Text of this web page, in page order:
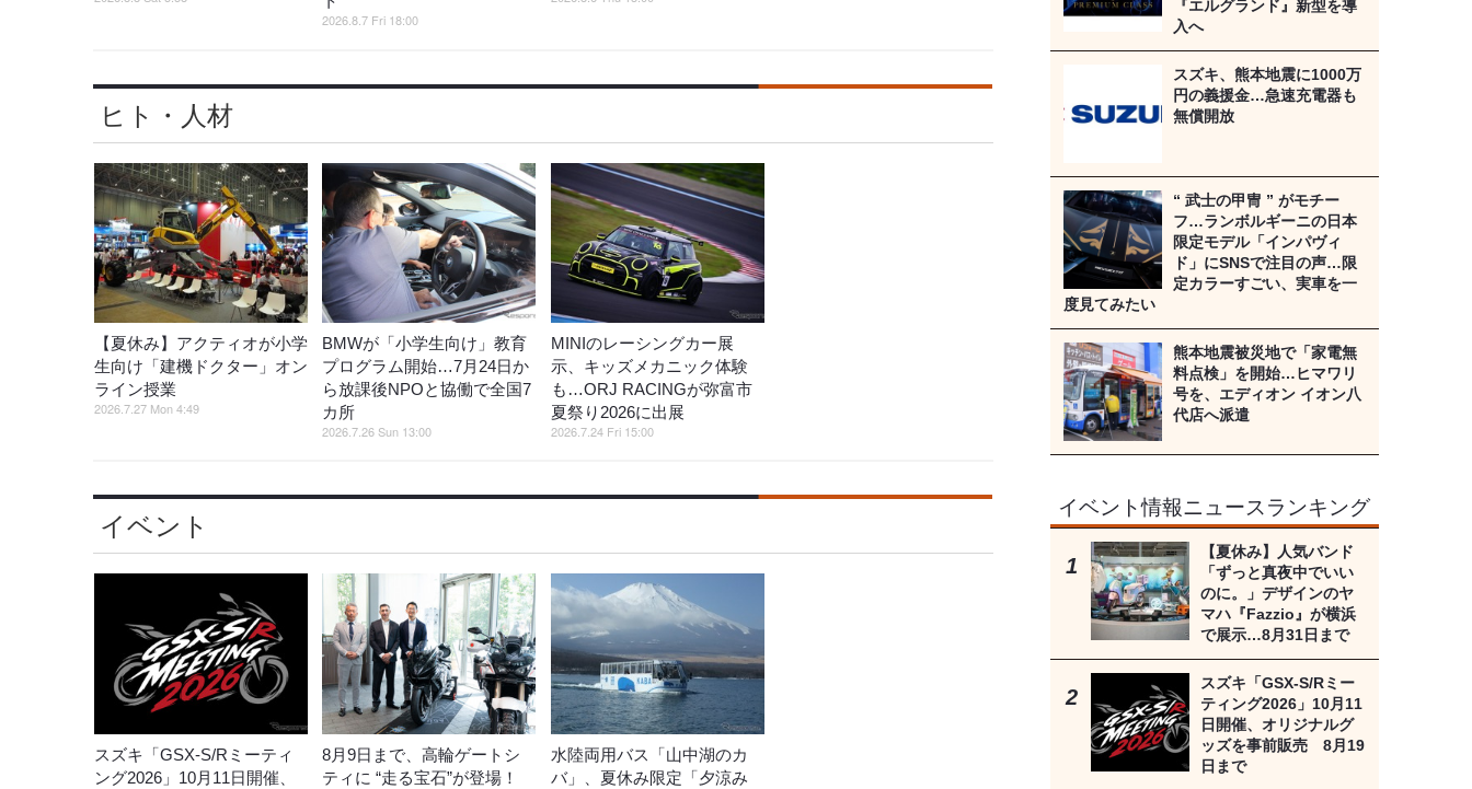
2026.8.7 Fri 18:00
ヒト・人材
【夏休み】アクティオが小学
生向け「建機ドクター」オン
ライン授業
2026.7.27 Mon 4:49
BMWが「小学生向け」教育
プログラム開始…7月24日か
ら放課後NPOと協働で全国7
カ所
2026.7.26 Sun 13:00
MINIのレーシングカー展
示、キッズメカニック体験
も…ORJ RACINGが弥富市
夏祭り2026に出展
2026.7.24 Fri 15:00
イベント
スズキ「GSX-S/Rミーティ
ング2026」10月11日開催、
8月9日まで、高輪ゲートシ
ティに “走る宝石”が登場！
水陸両用バス「山中湖のカ
バ」、夏休み限定「夕涼み
『エルグランド』新型を導
入へ
スズキ、熊本地震に1000万
円の義援金…急速充電器も
無償開放
“ 武士の甲冑 ” がモチー
フ…ランボルギーニの日本
限定モデル「インパヴィ
ド」にSNSで注目の声…限
定カラーすごい、実車を一
度見てみたい
熊本地震被災地で「家電無
料点検」を開始…ヒマワリ
号を、エディオン イオン八
代店へ派遣
イベント情報ニュースランキング
【夏休み】人気バンド
「ずっと真夜中でいい
のに。」デザインのヤ
マハ『Fazzio』が横浜
で展示…8月31日まで
スズキ「GSX-S/Rミー
ティング2026」10月11
日開催、オリジナルグ
ッズを事前販売 8月19
日まで